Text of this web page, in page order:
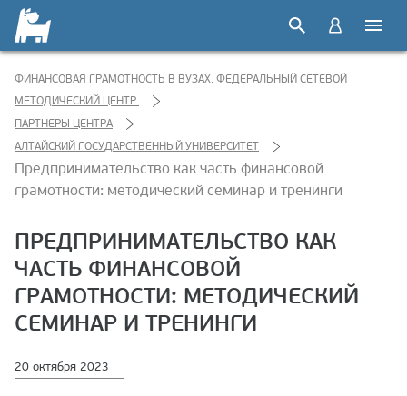
ФИНАНСОВАЯ ГРАМОТНОСТЬ В ВУЗАХ. ФЕДЕРАЛЬНЫЙ СЕТЕВОЙ
МЕТОДИЧЕСКИЙ ЦЕНТР.
ПАРТНЕРЫ ЦЕНТРА
АЛТАЙСКИЙ ГОСУДАРСТВЕННЫЙ УНИВЕРСИТЕТ
Предпринимательство как часть финансовой
грамотности: методический семинар и тренинги
ПРЕДПРИНИМАТЕЛЬСТВО КАК
ЧАСТЬ ФИНАНСОВОЙ
ГРАМОТНОСТИ: МЕТОДИЧЕСКИЙ
СЕМИНАР И ТРЕНИНГИ
20 октября 2023